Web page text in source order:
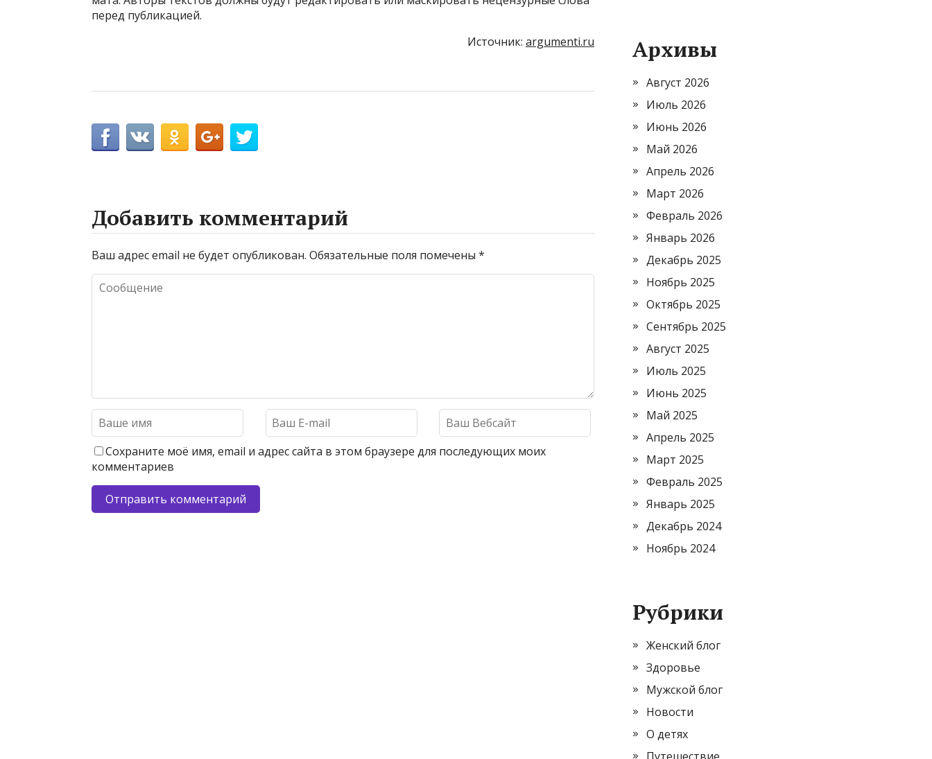
перед публикацией.
Источник: argumenti.ru
Добавить комментарий
Ваш адрес email не будет опубликован. Обязательные поля помечены *
Сохраните моё имя, email и адрес сайта в этом браузере для последующих моих
комментариев
Архивы
Август 2026
Июль 2026
Июнь 2026
Май 2026
Апрель 2026
Март 2026
Февраль 2026
Январь 2026
Декабрь 2025
Ноябрь 2025
Октябрь 2025
Сентябрь 2025
Август 2025
Июль 2025
Июнь 2025
Май 2025
Апрель 2025
Март 2025
Февраль 2025
Январь 2025
Декабрь 2024
Ноябрь 2024
Рубрики
Женский блог
Здоровье
Мужской блог
Новости
О детях
Путешествие